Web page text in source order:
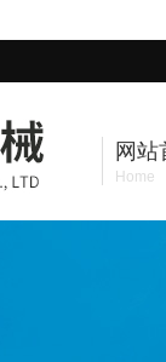
网站
Home